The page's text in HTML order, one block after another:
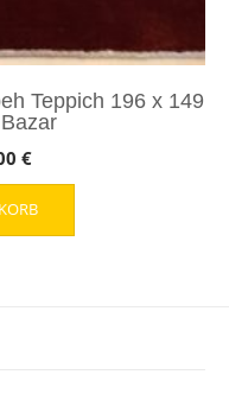
Teppich 196 x 149
€Aktueller
Preis
ist: